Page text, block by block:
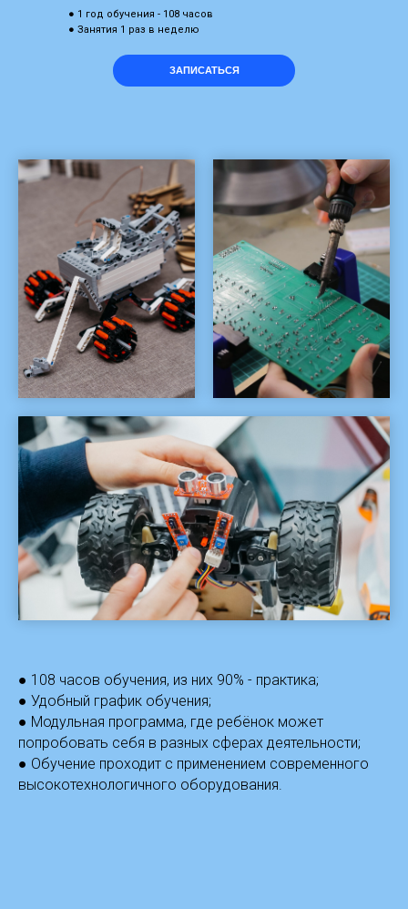
ЗАПИСАТЬСЯ
● 1 год обучения - 108 часов
● Занятия 1 раз в неделю
● 108 часов обучения, из них 90% - практика;
● Удобный график обучения;
● Модульная программа, где ребёнок может
попробовать себя в разных сферах деятельности;
● Обучение проходит с применением современного
высокотехнологичного оборудования.